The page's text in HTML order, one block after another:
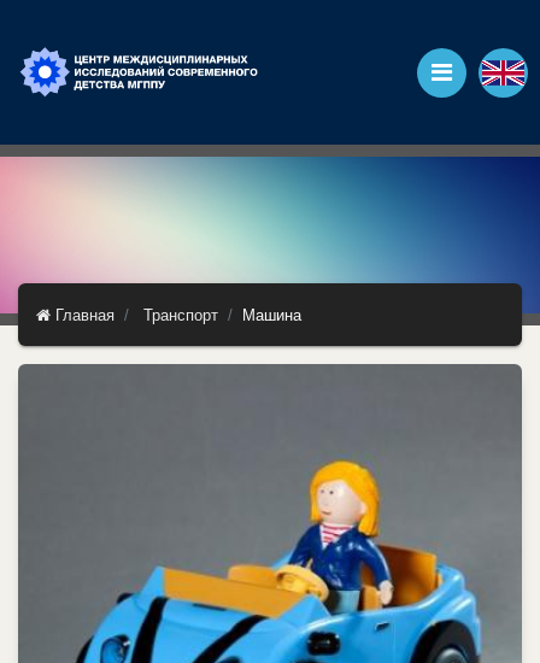
Главная Транспорт Машина